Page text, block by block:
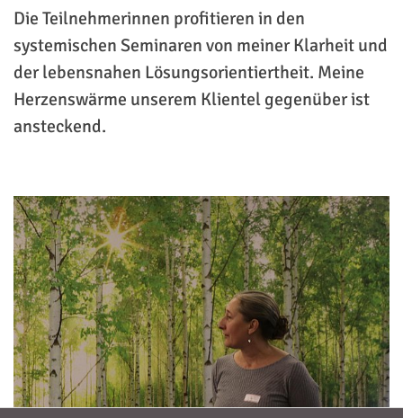
Die Teilnehmerinnen profitieren in den
systemischen Seminaren von meiner Klarheit und
der lebensnahen Lösungsorientiertheit. Meine
Herzenswärme unserem Klientel gegenüber ist
ansteckend.